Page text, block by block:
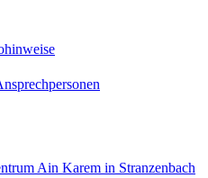
Ain Karem in Stranzenbach